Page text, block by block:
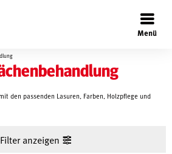
Menü
×
den passenden Lasuren, Farben, Holzpflege und
Filter anzeigen